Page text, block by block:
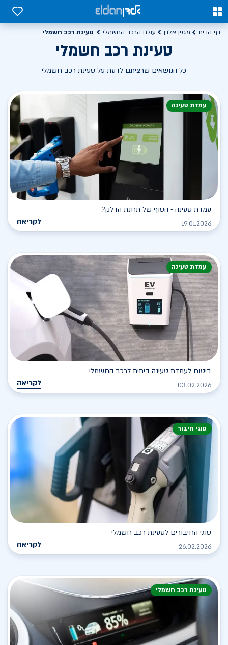
0
0
דף הבית מגזין אלדן עולם הרכב החשמלי טעינת רכב חשמלי
טעינת רכב חשמלי
כל הנושאים שרציתם לדעת על טעינת רכב חשמלי
עמדת טעינה
עמדת טעינה - הסוף של תחנת הדלק?
19.01.2026 לקריאה
עמדת טעינה
ביטוח לעמדת טעינה ביתית לרכב החשמלי
03.02.2026 לקריאה
סוגי חיבור
סוגי החיבורים לטעינת רכב חשמלי
26.02.2026 לקריאה
טעינת רכב חשמלי